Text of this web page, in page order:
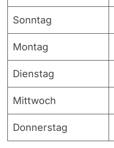
Sonntag
Montag
Dienstag
Mittwoch
Donnerstag